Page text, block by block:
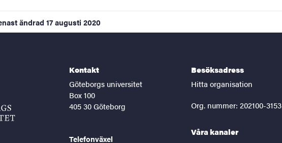
ändrad 17 augusti 2020
Kontakt
Göteborgs universitet
Box 100
405 30 Göteborg
Telefonväxel
Besöksadress
Hitta organisation
Org. nummer: 202100-3153
Våra kanaler